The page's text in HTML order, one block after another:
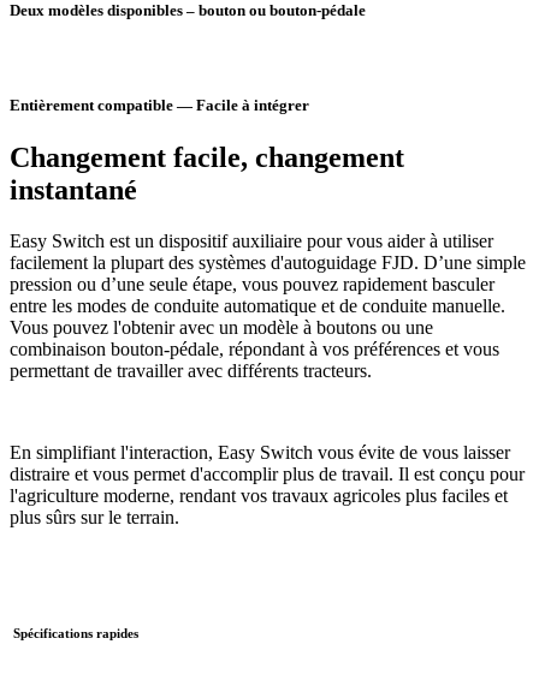
Deux modèles disponibles – bouton ou bouton-pédale
Entièrement compatible — Facile à intégrer
Changement facile, changement
instantané
Easy Switch est un dispositif auxiliaire pour vous aider à utiliser
facilement la plupart des systèmes d'autoguidage FJD. D’une simple
pression ou d’une seule étape, vous pouvez rapidement basculer
entre les modes de conduite automatique et de conduite manuelle.
Vous pouvez l'obtenir avec un modèle à boutons ou une
combinaison bouton-pédale, répondant à vos préférences et vous
permettant de travailler avec différents tracteurs.
En simplifiant l'interaction, Easy Switch vous évite de vous laisser
distraire et vous permet d'accomplir plus de travail. Il est conçu pour
l'agriculture moderne, rendant vos travaux agricoles plus faciles et
plus sûrs sur le terrain.
Spécifications rapides